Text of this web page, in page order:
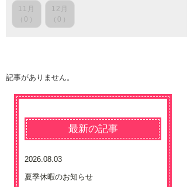
11月
（0）
12月
（0）
記事がありません。
最新の記事
2026.08.03
夏季休暇のお知らせ